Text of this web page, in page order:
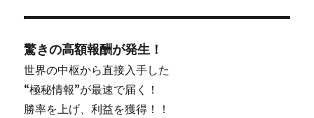
ン
驚きの高額報酬が発生！
世界の中枢から直接入手した
“極秘情報”が最速で届く！
勝率を上げ、利益を獲得！！